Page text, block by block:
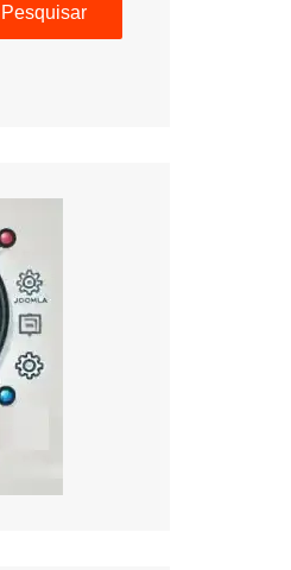
Pesquisar